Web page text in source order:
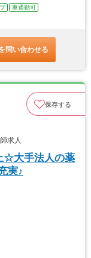
車通勤可
問い合わせる
保存する
求人
☆大手法人の薬
実♪